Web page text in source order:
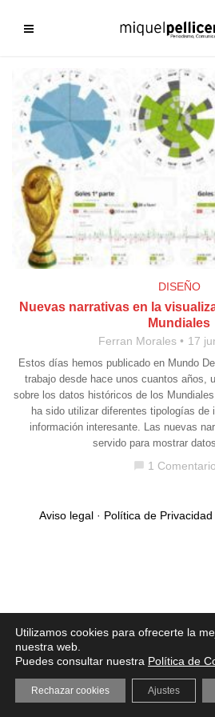
DISEÑO
Nuevas narrativas en la
Mundiales
Ferran Morales 17
Estos días hemos publicado en Mundo
trabajo desde hace unos cuantos años,
sobre los datos históricos de los
ha sido utilizar diferentes tipologías de
información interesante. Las nuevas
servido para mostrar
1 Comentario
Aviso legal· Política de Privacidad
Utilizamos cookies para ofrecerte la
nuestra web.
Puedes consultar nuestra Política de
Rechazar cookies Ajustes